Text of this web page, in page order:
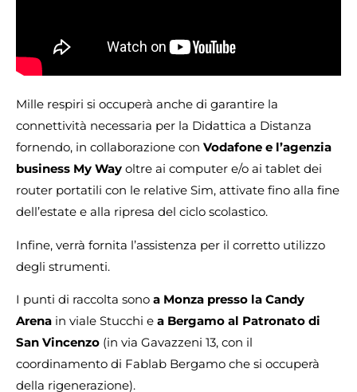
Mille respiri si occuperà anche di garantire la
connettività necessaria per la Didattica a Distanza
fornendo, in collaborazione con Vodafone e l’agenzia
business My Way oltre ai computer e/o ai tablet dei
router portatili con le relative Sim, attivate fino alla fine
dell’estate e alla ripresa del ciclo scolastico.
Infine, verrà fornita l’assistenza per il corretto utilizzo
degli strumenti.
I punti di raccolta sono a Monza presso la Candy
Arena in viale Stucchi e a Bergamo al Patronato di
San Vincenzo (in via Gavazzeni 13, con il
coordinamento di Fablab Bergamo che si occuperà
della rigenerazione).